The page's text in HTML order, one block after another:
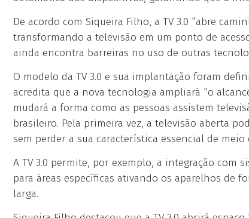
De acordo com Siqueira Filho, a TV 3.0 “abre
transformando a televisão em um ponto de
ainda encontra barreiras no uso de outras
O modelo da TV 3.0 e sua implantação foram
acredita que a nova tecnologia ampliará “o
mudará a forma como as pessoas assistem
brasileiro. Pela primeira vez, a televisão aberta
sem perder a sua característica essencial de meio
A TV 3.0 permite, por exemplo, a integração com
para áreas específicas ativando os aparelhos de
larga.